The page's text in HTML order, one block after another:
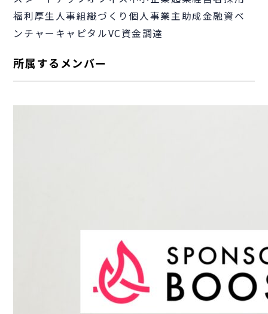
福利厚生人事組織づくり 個人事業主助成金融資ベ
ンチャーキャピタルVC資金調達
所属するメンバー